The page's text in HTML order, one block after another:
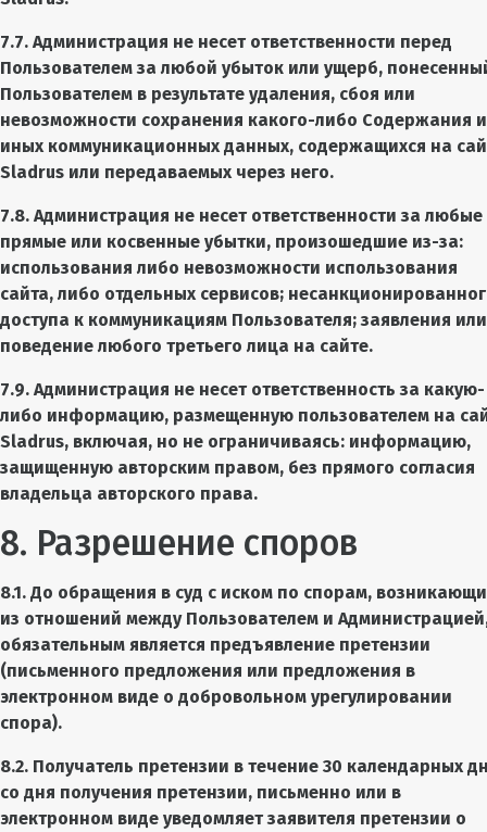
7.7. Администрация не несет ответственности перед
Пользователем за любой убыток или ущерб,
Пользователем в результате удаления, сбоя или
невозможности сохранения какого-либо Содержания и
иных коммуникационных данных, содержащихся на
Sladrus или передаваемых через него.
7.8. Администрация не несет ответственности за любые
прямые или косвенные убытки, произошедшие из-за:
использования либо невозможности использования
сайта, либо отдельных сервисов;
доступа к коммуникациям Пользователя; заявления или
поведение любого третьего лица на сайте.
7.9. Администрация не несет ответственность за какую-
либо информацию, размещенную пользователем на
Sladrus, включая, но не ограничиваясь: информацию,
защищенную авторским правом, без прямого согласия
владельца авторского права.
8. Разрешение споров
8.1. До обращения в суд с иском по спорам,
из отношений между Пользователем и
обязательным является предъявление претензии
(письменного предложения или предложения в
электронном виде о добровольном урегулировании
спора).
8.2. Получатель претензии в течение 30 календарных
со дня получения претензии, письменно или в
электронном виде уведомляет заявителя претензии о